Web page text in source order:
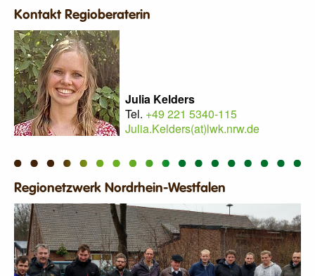
Kontakt Regioberaterin
Julia Kelders
Tel. +49 221 5340-115
Julia.Kelders(at)lwk.nrw.de
Regionetzwerk Nordrhein-Westfalen